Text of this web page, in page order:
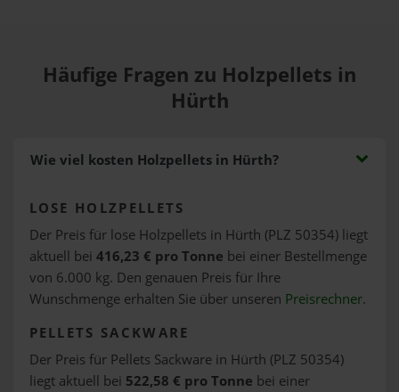
Häufige Fragen zu Holzpellets in
Hürth
Wie viel kosten Holzpellets in Hürth?
LOSE HOLZPELLETS
Der Preis für lose Holzpellets in Hürth (PLZ 50354) liegt
aktuell bei 416,23 € pro Tonne bei einer Bestellmenge
von 6.000 kg. Den genauen Preis für Ihre
Wunschmenge erhalten Sie über unseren Preisrechner.
PELLETS SACKWARE
Der Preis für Pellets Sackware in Hürth (PLZ 50354)
liegt aktuell bei 522,58 € pro Tonne bei einer